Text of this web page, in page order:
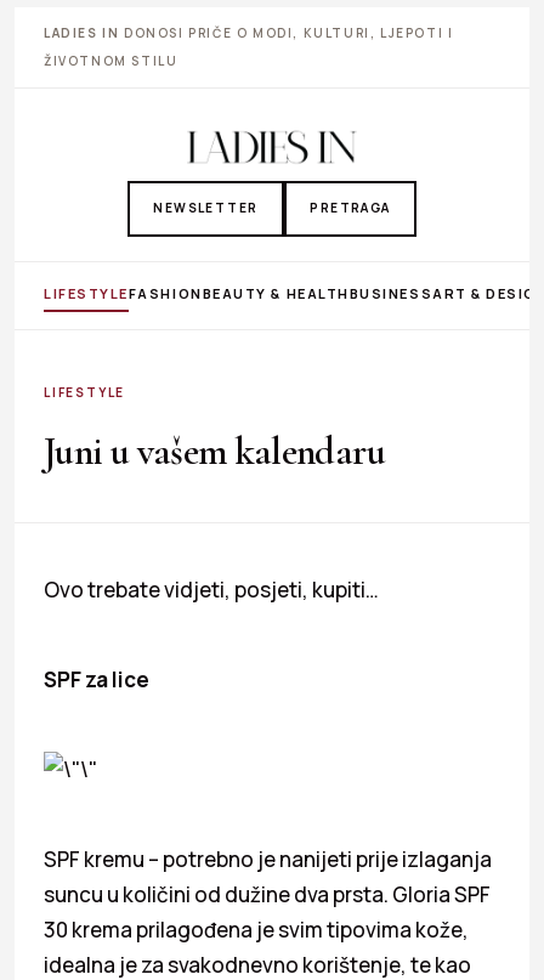
LADIES IN DONOSI PRIČE O MODI, KULTURI, LJEPOTI I
ŽIVOTNOM STILU
NEWSLETTER PRETRAGA
LIFESTYLEFASHIONBEAUTY & HEALTHBUSINESS ART &
LIFESTYLE
Juni u vašem kalendaru
Ovo trebate vidjeti, posjeti, kupiti…
SPF za lice
SPF kremu – potrebno je nanijeti prije izlaganja
suncu u količini od dužine dva prsta. Gloria SPF
30 krema prilagođena je svim tipovima kože,
idealna je za svakodnevno korištenje, te kao